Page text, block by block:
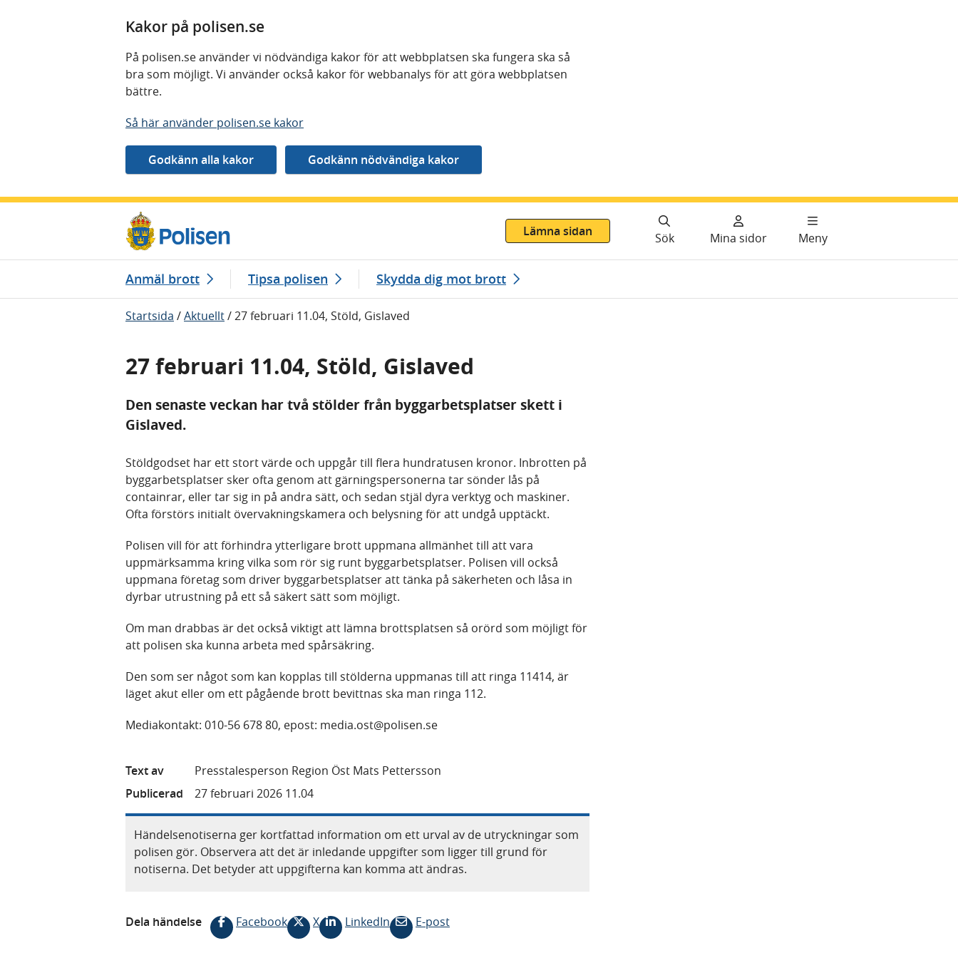
Kakor på polisen.se
På polisen.se använder vi nödvändiga kakor för att webbplatsen ska fungera ska så
bra som möjligt. Vi använder också kakor för webbanalys för att göra webbplatsen
bättre.
Så här använder polisen.se kakor
Lämna sidan
Sök Mina sidor Meny
Anmäl brott Tipsa polisen Skydda dig mot brott
Startsida /Aktuellt/27 februari 11.04, Stöld, Gislaved
27 februari 11.04, Stöld, Gislaved
Den senaste veckan har två stölder från byggarbetsplatser skett i
Gislaved.
Stöldgodset har ett stort värde och uppgår till flera hundratusen kronor. Inbrotten på
byggarbetsplatser sker ofta genom att gärningspersonerna tar sönder lås på
containrar, eller tar sig in på andra sätt, och sedan stjäl dyra verktyg och maskiner.
Ofta förstörs initialt övervakningskamera och belysning för att undgå upptäckt.
Polisen vill för att förhindra ytterligare brott uppmana allmänhet till att vara
uppmärksamma kring vilka som rör sig runt byggarbetsplatser. Polisen vill också
uppmana företag som driver byggarbetsplatser att tänka på säkerheten och låsa in
dyrbar utrustning på ett så säkert sätt som möjligt.
Om man drabbas är det också viktigt att lämna brottsplatsen så orörd som möjligt för
att polisen ska kunna arbeta med spårsäkring.
Den som ser något som kan kopplas till stölderna uppmanas till att ringa 11414, är
läget akut eller om ett pågående brott bevittnas ska man ringa 112.
Mediakontakt: 010-56 678 80, epost: media.ost@polisen.se
Text av
Presstalesperson Region Öst Mats Pettersson
Publicerad
27 februari 2026 11.04
Händelsenotiserna ger kortfattad information om ett urval av de utryckningar som
polisen gör. Observera att det är inledande uppgifter som ligger till grund för
notiserna. Det betyder att uppgifterna kan komma att ändras.
Dela händelse Facebook X LinkedIn E-post